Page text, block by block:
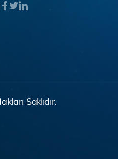
Saklıdır.